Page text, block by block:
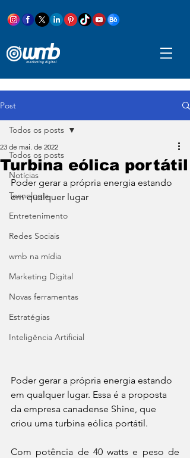
Post
Todos os posts
Notícias
Tecnologia
Entretenimento
Redes Sociais
wmb na mídia
Marketing Digital
Novas ferramentas
Estratégias
Inteligência Artificial
Todos os posts
Turbina eólica portátil
23 de mai. de 2022
Poder gerar a própria energia estando
em qualquer lugar
Poder gerar a própria energia estando
em qualquer lugar. Essa é a proposta
da empresa canadense Shine, que
criou uma turbina eólica portátil.
Com potência de 40 watts e peso de